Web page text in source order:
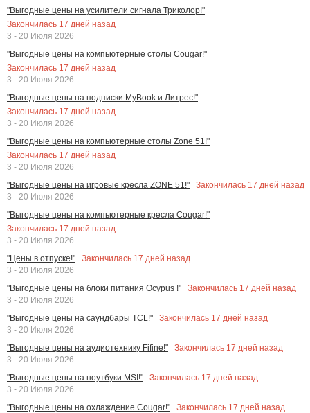
"Выгодные цены на усилители сигнала Триколор!"
Закончилась 17 дней назад
3 - 20 Июля 2026
"Выгодные цены на компьютерные столы Cougar!"
Закончилась 17 дней назад
3 - 20 Июля 2026
"Выгодные цены на подписки MyBook и Литрес!"
Закончилась 17 дней назад
3 - 20 Июля 2026
"Выгодные цены на компьютерные столы Zone 51!"
Закончилась 17 дней назад
3 - 20 Июля 2026
"Выгодные цены на игровые кресла ZONE 51!"
Закончилась 17 дней назад
3 - 20 Июля 2026
"Выгодные цены на компьютерные кресла Cougar!"
Закончилась 17 дней назад
3 - 20 Июля 2026
"Цены в отпуске!"
Закончилась 17 дней назад
3 - 20 Июля 2026
"Выгодные цены на блоки питания Ocypus !"
Закончилась 17 дней назад
3 - 20 Июля 2026
"Выгодные цены на саундбары TCL!"
Закончилась 17 дней назад
3 - 20 Июля 2026
"Выгодные цены на аудиотехнику Fifine!"
Закончилась 17 дней назад
3 - 20 Июля 2026
"Выгодные цены на ноутбуки MSI!"
Закончилась 17 дней назад
3 - 20 Июля 2026
"Выгодные цены на охлаждение Cougar!"
Закончилась 17 дней назад